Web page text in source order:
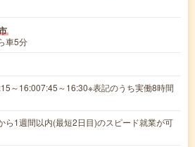
車5分
～16:007:45～16:30※表記のうち実働8時間
ら1週間以内(最短2日目)のスピード就業が可